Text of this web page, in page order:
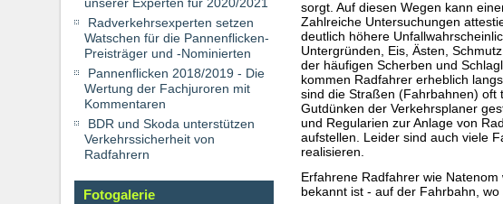
unserer Experten für 2020/2021
Radverkehrsexperten setzen
Watschen für die Pannenflicken-
Preisträger und -Nominierten
Pannenflicken 2018/2019 - Die
Wertung der Fachjuroren mit
Kommentaren
BDR und Skoda unterstützen
Verkehrssicherheit von
Radfahrern
Fotogalerie
sorgt. Auf diesen Wegen kann
Zahlreiche Untersuchungen
deutlich höhere
Untergründen, Eis, Ästen,
der häufigen Scherben und
kommen Radfahrer erheblich
sind die Straßen (Fahrbahnen) oft
Gutdünken der Verkehrsplaner
und Regularien zur Anlage von
aufstellen. Leider sind auch viele
realisieren.
Erfahrene Radfahrer wie
bekannt ist - auf der Fahrbahn,